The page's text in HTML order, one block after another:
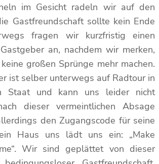
im Gesicht radeln wir auf den
Gastfreundschaft sollte kein Ende
fragen wir kurzfristig einen
an, nachdem wir merken,
großen Sprünge mehr machen.
ist selber unterwegs auf Radtour in
Staat und kann uns leider nicht
dieser vermeintlichen Absage
den Zugangscode für seine
Haus uns lädt uns ein: „Make
Wir sind geplättet von dieser